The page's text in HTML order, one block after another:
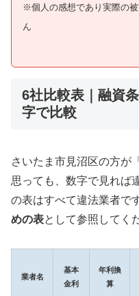
※個人の感想であり実際の
ん
6社比較表｜融資
字で比較
さいたま市見沼区の方が
思っても、数字で見れば
の表はすべて違法業者です
めの表として参照してく
業者名
基本
金利
年利換
算